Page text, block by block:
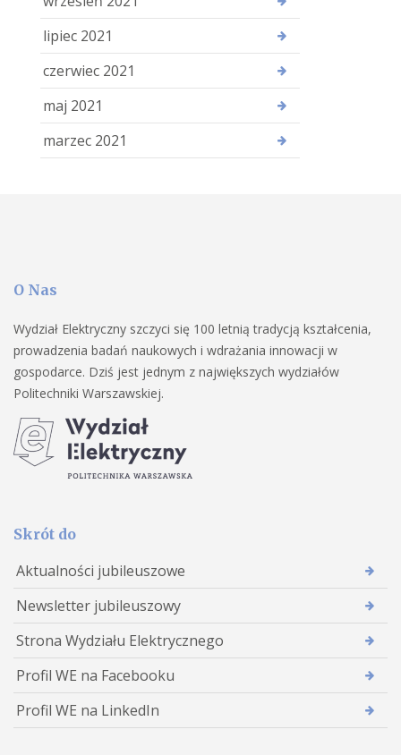
lipiec 2021
czerwiec 2021
maj 2021
marzec 2021
O Nas
Wydział Elektryczny szczyci się 100 letnią tradycją kształcenia,
prowadzenia badań naukowych i wdrażania innowacji w
gospodarce. Dziś jest jednym z największych wydziałów
Politechniki Warszawskiej.
Skrót do
Aktualności jubileuszowe
Newsletter jubileuszowy
Strona Wydziału Elektrycznego
Profil WE na Facebooku
Profil WE na LinkedIn